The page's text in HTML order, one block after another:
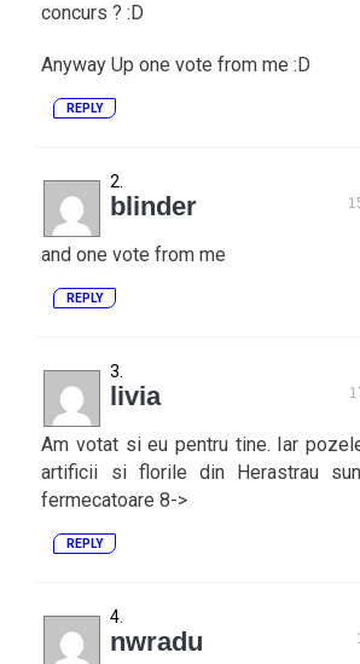
concurs ? :D
Anyway Up one vote from me :D
REPLY
blinder
and one vote from me
REPLY
livia
Am votat si eu pentru tine. Iar
artificii si florile din Herastrau
fermecatoare 8->
REPLY
nwradu